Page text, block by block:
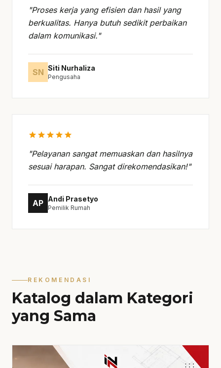
"Proses kerja yang efisien dan hasil yang
berkualitas. Hanya butuh sedikit perbaikan
dalam komunikasi."
SN Siti Nurhaliza
Pengusaha
starstarstarstarstar
"Pelayanan sangat memuaskan dan hasilnya
sesuai harapan. Sangat direkomendasikan!"
AP Andi Prasetyo
Pemilik Rumah
REKOMENDASI
Katalog dalam Kategori
yang Sama